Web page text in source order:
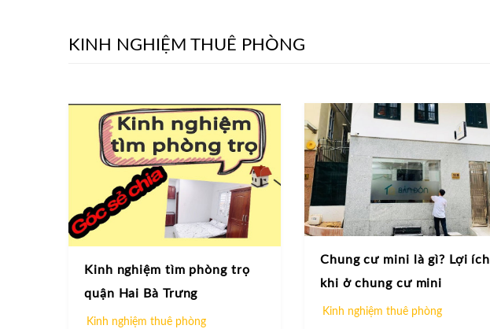
KINH NGHIỆM THUÊ PHÒNG
Kinh nghiệm tìm phòng trọ
quận Hai Bà Trưng
Kinh nghiệm thuê phòng
Chung cư mini là gì? Lợi ích
khi ở chung cư mini
Kinh nghiệm thuê phòng